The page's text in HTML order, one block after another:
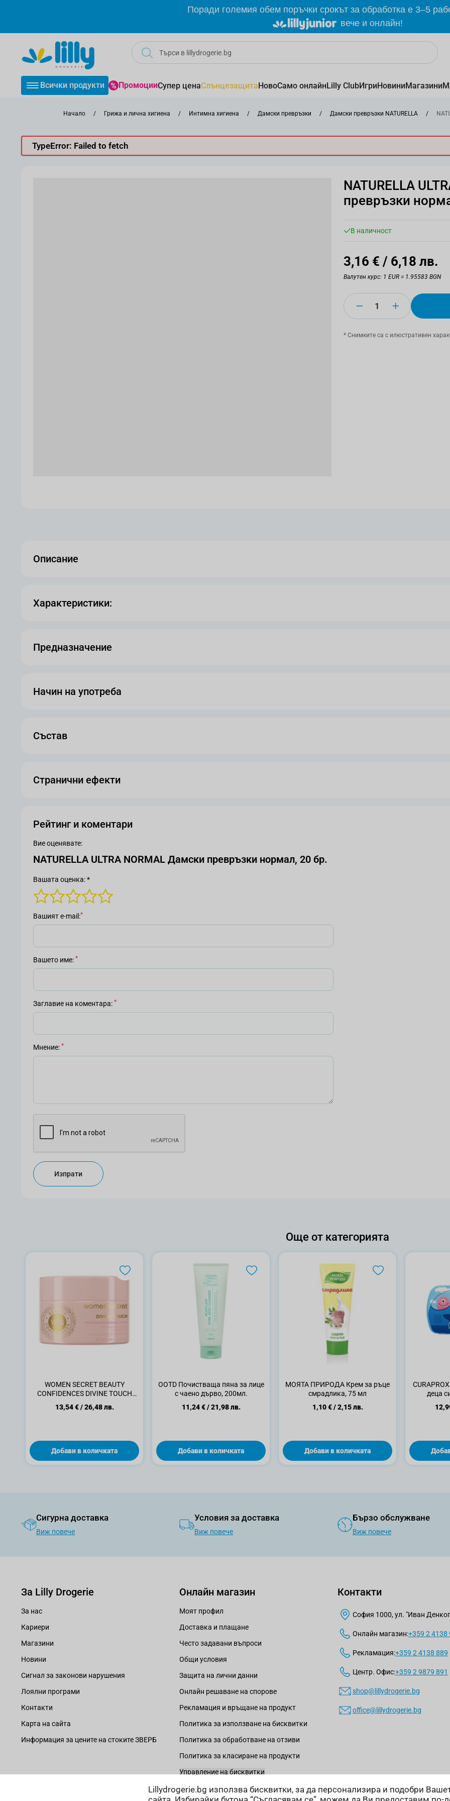
Lillydrogerie.bg използва бисквитки, за да персонализира и подобри
Поради големия обем поръчки срокът за обработка е 3–5
вече и онлайн!
Всички продукти ПромоцииСупер ценаСлънцезащитаНовоСамо онлайнLilly ClubИгриНовиниМагазини
Начало / Грижа и лична хигиена / Интимна хигиена / Дамски превръзки / Дамски превръзки NATURELLA /
TypeError: Failed to fetch
NATURELLA
превръзки
В наличност
3,16 € / 6,18 лв.
Валутен курс: 1 EUR = 1.95583 BGN
Количество
* Снимките са с илюстративен
Описание
Характеристики:
Предназначение
Начин на употреба
Състав
Странични ефекти
Рейтинг и коментари
Вие оценявате:
NATURELLA ULTRA NORMAL Дамски превръзки нормал, 20 бр.
Вашата оценка: *
Вашият е-mail
Вашето име
Заглавие на коментара
Мнение
Изпрати
Още от категорията
WOMEN SECRET BEAUTY
CONFIDENCES DIVINE TOUCH
13,54 €/26,48 лв.
Добави в количката
OOTD Почистваща пяна за лице
с чаено дърво, 200мл.
11,24 €/21,98 лв.
Добави в количката
МОЯТА ПРИРОДА Крем за ръце
смрадлика, 75 мл
1,10 €/2,15 лв.
Добави в количката
деца
Сигурна доставка
Виж повече
Условия за доставка
Виж повече
Бързо обслужване
Виж повече
За Lilly Drogerie
За нас
Кариери
Магазини
Новини
Сигнал за законови нарушения
Лоялни програми
Контакти
Карта на сайта
Информация за цените на стоките ЗВЕРБ
Онлайн магазин
Моят профил
Доставка и плащане
Често задавани въпроси
Общи условия
Защита на лични данни
Онлайн решаване на спорове
Рекламация и връщане на продукт
Политика за използване на бисквитки
Политика за обработване на отзиви
Политика за класиране на продукти
Управление на бисквитки
Контакти
София 1000, ул. "Иван
Онлайн магазин:+359 2 4138
Рекламация:+359 2 4138 889
Центр. Офис:+359 2 9879 891
shop@lillydrogerie.bg
office@lillydrogerie.bg